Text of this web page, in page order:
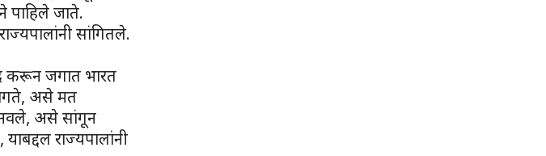
पाहिले जाते.
सांगितले.
जगात भारत
असे मत
असे सांगून
याबद्दल राज्यपालांनी